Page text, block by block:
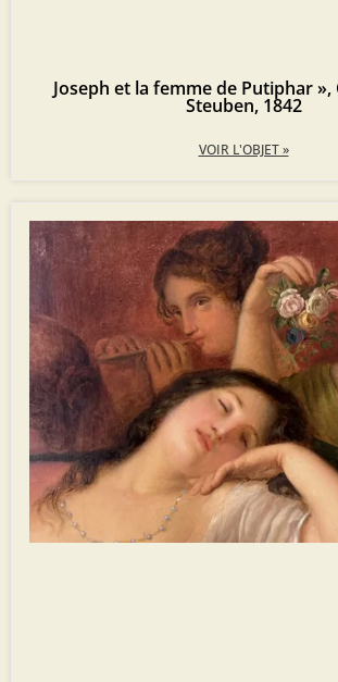
Joseph et la femme de Putiphar »,
Steuben, 1842
VOIR L'OBJET »